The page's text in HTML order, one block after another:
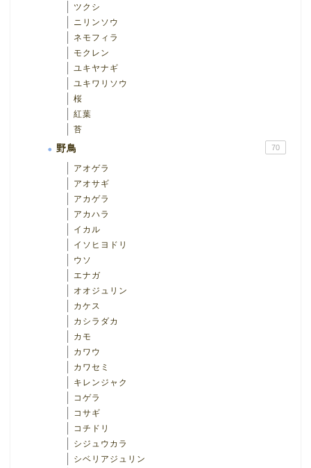
ツクシ
ニリンソウ
ネモフィラ
モクレン
ユキヤナギ
ユキワリソウ
桜
紅葉
苔
野鳥 70
アオゲラ
アオサギ
アカゲラ
アカハラ
イカル
イソヒヨドリ
ウソ
エナガ
オオジュリン
カケス
カシラダカ
カモ
カワウ
カワセミ
キレンジャク
コゲラ
コサギ
コチドリ
シジュウカラ
シベリアジュリン